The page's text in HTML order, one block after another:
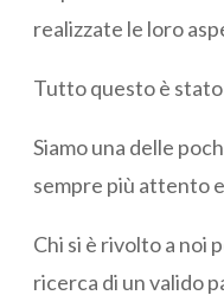
realizzate le loro
Tutto questo è
Siamo una delle
sempre più attento
Chi si è rivolto a noi
ricerca di un valido